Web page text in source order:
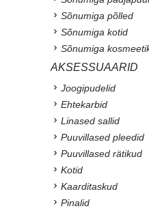
Sõnumiga põlled
Sõnumiga kotid
Sõnumiga
AKSESSUAARID
Joogipudelid
Ehtekarbid
Linased sallid
Puuvillased pleedid
Puuvillased rätikud
Kotid
Kaarditaskud
Pinalid